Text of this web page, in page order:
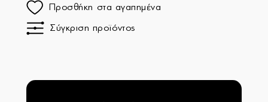
Προσθήκη στα αγαπημένα
Σύγκριση προϊόντος